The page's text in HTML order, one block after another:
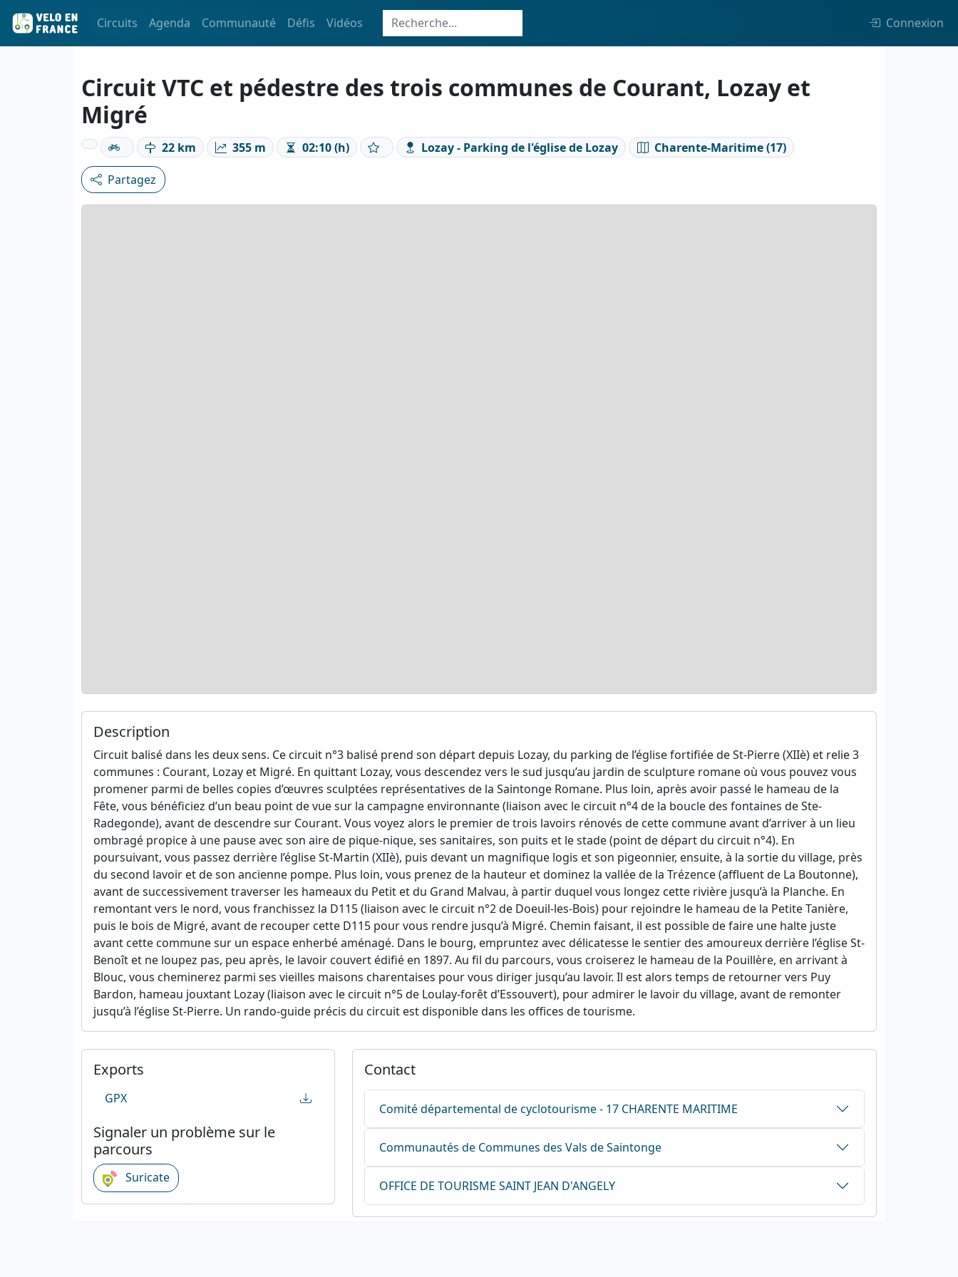
Circuits Agenda Communauté Défis Vidéos Connexion
Circuit VTC et pédestre des trois communes de Courant, Lozay et
Migré
22 km 355 m 02:10 (h) Lozay - Parking de l'église de Lozay Charente-Maritime (17)
Partagez
Description
Circuit balisé dans les deux sens. Ce circuit n°3 balisé prend son départ depuis Lozay, du parking de l’église fortifiée de St-Pierre (XIIè) et relie 3
communes : Courant, Lozay et Migré. En quittant Lozay, vous descendez vers le sud jusqu’au jardin de sculpture romane où vous pouvez vous
promener parmi de belles copies d’œuvres sculptées représentatives de la Saintonge Romane. Plus loin, après avoir passé le hameau de la
Fête, vous bénéficiez d’un beau point de vue sur la campagne environnante (liaison avec le circuit n°4 de la boucle des fontaines de Ste-
Radegonde), avant de descendre sur Courant. Vous voyez alors le premier de trois lavoirs rénovés de cette commune avant d’arriver à un lieu
ombragé propice à une pause avec son aire de pique-nique, ses sanitaires, son puits et le stade (point de départ du circuit n°4). En
poursuivant, vous passez derrière l’église St-Martin (XIIè), puis devant un magnifique logis et son pigeonnier, ensuite, à la sortie du village, près
du second lavoir et de son ancienne pompe. Plus loin, vous prenez de la hauteur et dominez la vallée de la Trézence (affluent de La Boutonne),
avant de successivement traverser les hameaux du Petit et du Grand Malvau, à partir duquel vous longez cette rivière jusqu’à la Planche. En
remontant vers le nord, vous franchissez la D115 (liaison avec le circuit n°2 de Doeuil-les-Bois) pour rejoindre le hameau de la Petite Tanière,
puis le bois de Migré, avant de recouper cette D115 pour vous rendre jusqu’à Migré. Chemin faisant, il est possible de faire une halte juste
avant cette commune sur un espace enherbé aménagé. Dans le bourg, empruntez avec délicatesse le sentier des amoureux derrière l’église St-
Benoît et ne loupez pas, peu après, le lavoir couvert édifié en 1897. Au fil du parcours, vous croiserez le hameau de la Pouillère, en arrivant à
Blouc, vous cheminerez parmi ses vieilles maisons charentaises pour vous diriger jusqu’au lavoir. Il est alors temps de retourner vers Puy
Bardon, hameau jouxtant Lozay (liaison avec le circuit n°5 de Loulay-forêt d’Essouvert), pour admirer le lavoir du village, avant de remonter
jusqu’à l’église St-Pierre. Un rando-guide précis du circuit est disponible dans les offices de tourisme.
Exports
GPX
Signaler un problème sur le
parcours
Suricate
Contact
Comité départemental de cyclotourisme - 17 CHARENTE MARITIME
Communautés de Communes des Vals de Saintonge
OFFICE DE TOURISME SAINT JEAN D'ANGELY